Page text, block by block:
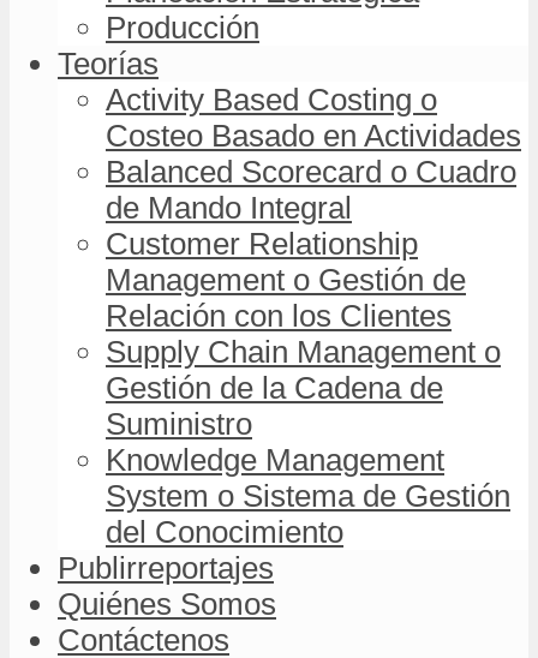
Producción
Teorías
Activity Based Costing o
Costeo Basado en Actividades
Balanced Scorecard o Cuadro
de Mando Integral
Customer Relationship
Management o Gestión de
Relación con los Clientes
Supply Chain Management o
Gestión de la Cadena de
Suministro
Knowledge Management
System o Sistema de Gestión
del Conocimiento
Publirreportajes
Quiénes Somos
Contáctenos